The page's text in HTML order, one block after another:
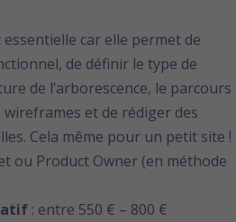
car elle permet de
de définir le type de
de l’arborescence, le parcours
et de rédiger des
Cela même pour un petit site !
ou Product Owner (en méthode
: entre 550 € – 800 €